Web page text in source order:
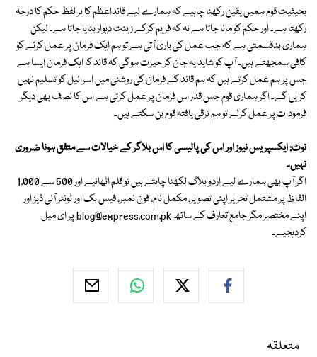
بحیثیت قوم ہمیں یقین رکھنا چاہیے کہ ہمارے لیے قائداعظم کا ہر لفظ حکم کا درجہ
رکھتا ہے۔ اور حکم کو مانا جاتا ہے نہ کہ فریم کرکے زینت دیوار بنایا جاتا ہے۔ لیکن
ہماری بدقسمتی ہے کہ جب عمل کی باری آتی ہے تو ہم ایک فرمان پر عمل کرنے کو
کافی سمجھتے ہیں۔ آپ کو شاید یہ جان کر حیرت ہوگی کہ قائد کا ایک فرمان ایسا ہے
جس پر ہم عمل کرتے ہیں کہ ہم قائد کے فرمان کی روشنی میں اسرائیل کو تسلیم نہیں
کریں گے۔ اگر ہماری قوم جس قدر اس فرمان پر عمل کرتی ہے اس کا نصف بھی دیگر
فرمودات پر عمل کرلے تو ہم ترقی یافتہ قوم بن سکتے ہیں۔
نوٹ: ایکسپریس نیوز اور اس کی پالیسی کا اس بلاگر کے خیالات سے متفق ہونا ضروری
نہیں۔
اگر آپ بھی ہمارے لیے اردو بلاگ لکھنا چاہتے ہیں تو قلم اٹھائیے اور 500 سے 1,000
الفاظ پر مشتمل تحریر اپنی تصویر، مکمل نام، فون نمبر، فیس بک اور ٹوئٹر آئی ڈیز اور
اپنے مختصر مگر جامع تعارف کے ساتھblog@express.com.pkپر ای میل
کردیجیے۔
متعلقہ